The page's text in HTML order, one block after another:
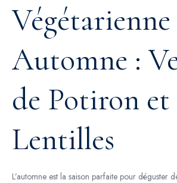
Végétarienne
Automne :
de Potiron et
Lentilles
L’automne est la saison parfaite pour déguster